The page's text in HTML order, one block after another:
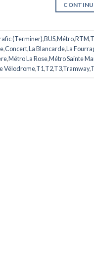
(Terminer),BUS,Métro,RTM,
,Concert,La Blancarde,La
,Métro La Rose,Métro Sainte
Vélodrome,T1,T2,T3,Tramway,